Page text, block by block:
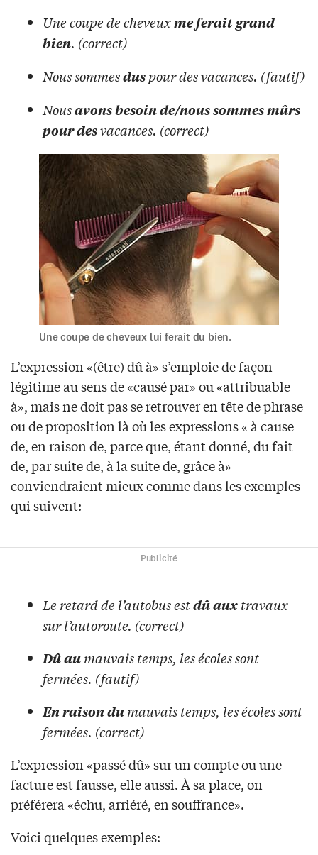
Une coupe de cheveuxme ferait grand
bien. (correct)
Nous sommesdus pour des vacances. (fautif)
Nousavons besoin de/nous sommes mûrs
pour desvacances. (correct)
Une coupe de cheveux lui ferait du bien.
L’expression «(être) dû à» s’emploie de façon
légitime au sens de «causé par» ou «attribuable
à», mais ne doit pas se retrouver en tête de phrase
ou de proposition là où les expressions « à cause
de, en raison de, parce que, étant donné, du fait
de, par suite de, à la suite de, grâce à»
conviendraient mieux comme dans les exemples
qui suivent:
Publicité
Le retard de l’autobus estdû aux travaux
sur l’autoroute. (correct)
Dû au mauvais temps, les écoles sont
fermées. (fautif)
En raison du mauvais temps, les écoles sont
fermées. (correct)
L’expression «passé dû» sur un compte ou une
facture est fausse, elle aussi. À sa place, on
préférera «échu, arriéré, en souffrance».
Voici quelques exemples: